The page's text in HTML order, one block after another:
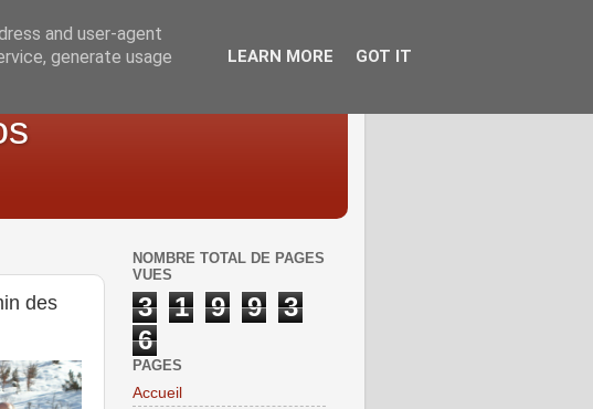
des
NOMBRE TOTAL DE PAGES
VUES
3 1 9 9
3
6
PAGES
Accueil
and user-agent
generate usage
LEARN MORE GOT IT